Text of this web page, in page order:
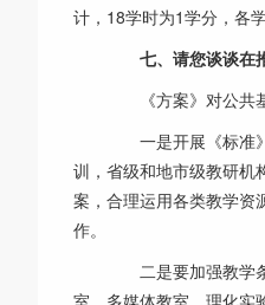
计，18学时为1学分，各
七、请您谈谈在
《方案》对公共基
一是开展《标准》
训，省级和地市级教研机
案，合理运用各类教学资
作。
二是要加强教学条
室、多媒体教室、理化实